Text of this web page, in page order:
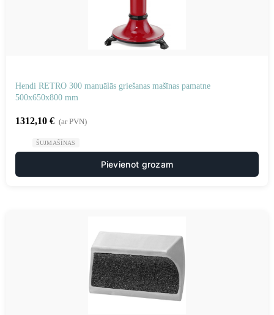
Hendi RETRO 300 manuālās griešanas mašīnas pamatne
500x650x800 mm
1312,10 € (ar PVN)
ŠUJMAŠĪNAS
Pievienot grozam